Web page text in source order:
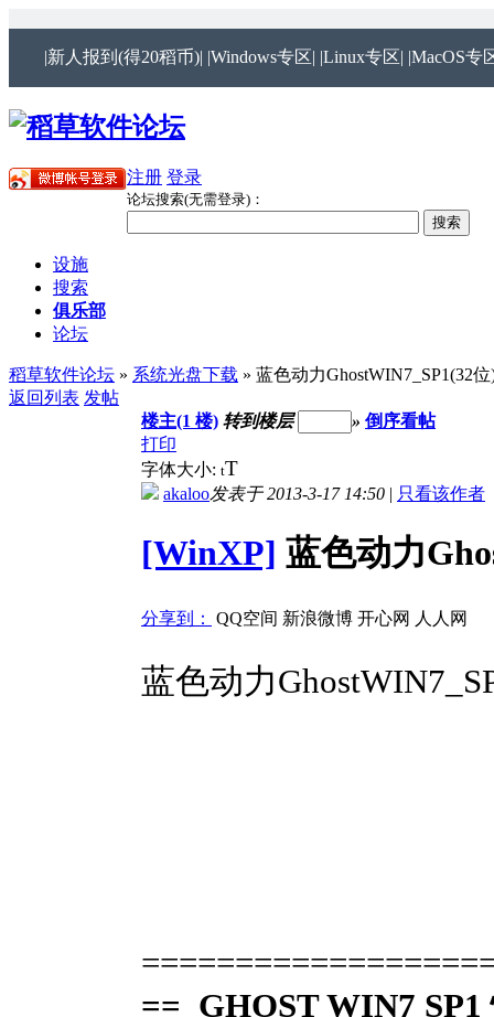
|新人报到(得20稻币)| |Windows专区| |Linux专区| |MacOS专
注册 登录
论坛搜索(无需登录)：
设施
搜索
俱乐部
论坛
稻草软件论坛 » 系统光盘下载 » 蓝色动力GhostWIN7_SP1(32
返回列表 发帖
楼主(1 楼) 转到楼层 » 倒序看帖
打印
字体大小: tT
akaloo发表于 2013-3-17 14:50 | 只看该作者
[WinXP] 蓝色动力
分享到： QQ空间 新浪微博 开心网 人人网
蓝色动力
== GHOST WIN7